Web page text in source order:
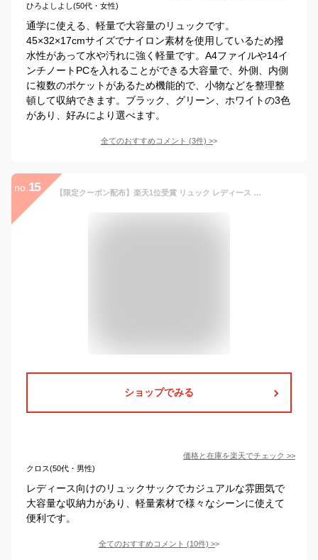
ひろよしよし(50代・女性)
通学に使える、軽量で大容量のリュックです。
45×32×17cmサイズでナイロン素材を使用しているため撥
水性があって水や汚れに強く軽量です。A4ファイルや14イ
ンチノートPCを入れることができる大容量で、外側、内側
に複数のポケットがあるため機能的で、小物などを整理整
頓して収納できます。ブラック、グリーン、ホワイトの3色
があり、好みにより選べます。
全てのおすすめコメント (3件) >
no. 15 【限定クーポン配布】楽天1位受賞 リュック レディース マザーズリュック マザーズバッグ 旅行 カジュアル 通勤 仕事 通学 軽量 a4 大容量 大人 撥水 ビジネス PC 収納 パソコン おしゃれ かわいい 軽い ママ バックパック WEB限定 女性 母 30代 40代 50代
ショップでみる
価格と在庫を楽天でチェック >>
クロス(50代・男性)
レディース向けのリュックサックでカジュアルな雰囲気で
大容量な収納力があり、軽量素材で様々なシーンに使えて
便利です。
全てのおすすめコメント (10件) >